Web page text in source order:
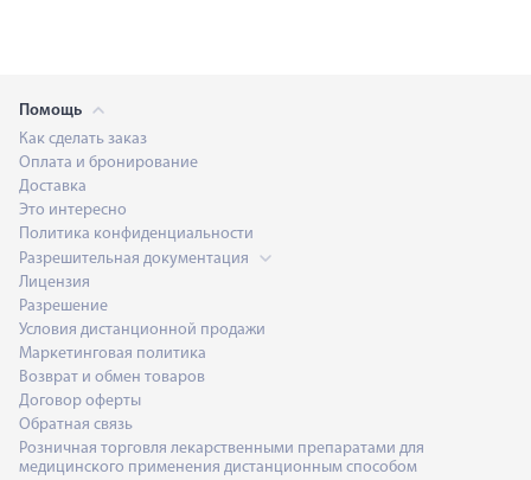
Помощь
Как сделать заказ
Оплата и бронирование
Доставка
Это интересно
Политика конфиденциальности
Разрешительная документация
Лицензия
Разрешение
Условия дистанционной продажи
Маркетинговая политика
Возврат и обмен товаров
Договор оферты
Обратная связь
Розничная торговля лекарственными препаратами для
медицинского применения дистанционным способом